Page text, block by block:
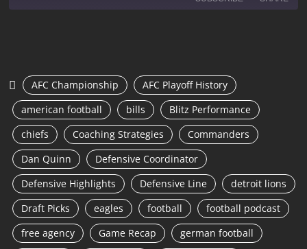
EMBED
AFC Championship
AFC Playoff History
american football
bills
Blitz Performance
chiefs
Coaching Strategies
Commanders
Dan Quinn
Defensive Coordinator
Defensive Highlights
Defensive Line
detroit lions
Draft Picks
eagles football
football podcast
free agency
Game Recap
german football